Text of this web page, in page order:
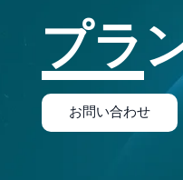
プラ
お問い合わせ